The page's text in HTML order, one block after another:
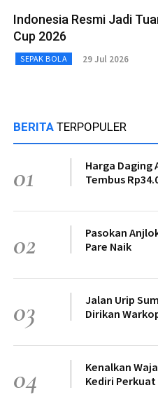
Indonesia Resmi Jadi
Cup 2026
SEPAK BOLA 29 Jul 2026
BERITA TERPOPULER
01
Harga Daging
Tembus
02
Pasokan
Pare Naik
03
Jalan Urip
Dirikan
04
Kenalkan
Kediri